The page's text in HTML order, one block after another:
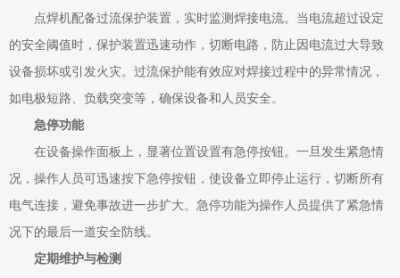
点焊机配备过流保护装置，实时监测焊接电流。当电流超过设定
的安全阈值时，保护装置迅速动作，切断电路，防止因电流过大导致
设备损坏或引发火灾。过流保护能有效应对焊接过程中的异常情况，
如电极短路、负载突变等，确保设备和人员安全。
急停功能
在设备操作面板上，显著位置设置有急停按钮。一旦发生紧急情
况，操作人员可迅速按下急停按钮，使设备立即停止运行，切断所有
电气连接，避免事故进一步扩大。急停功能为操作人员提供了紧急情
况下的最后一道安全防线。
定期维护与检测